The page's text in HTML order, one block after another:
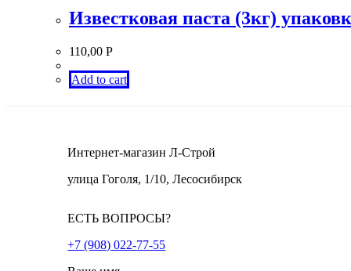
Известковая паста (3кг)
110,00 Р
Add to cart
Интернет-магазин Л-Строй
улица Гоголя, 1/10, Лесосибирск
ЕСТЬ ВОПРОСЫ?
+7 (908) 022-77-55